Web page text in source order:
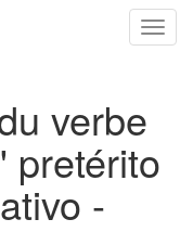
verbe
pretérito
-